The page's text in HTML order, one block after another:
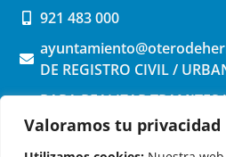
Valoramos tu privacidad
921 483 000
DE REGISTRO CIVIL /
PARA REALIZAR TRAMITES
ELECTRONICA (pinchar aquí)